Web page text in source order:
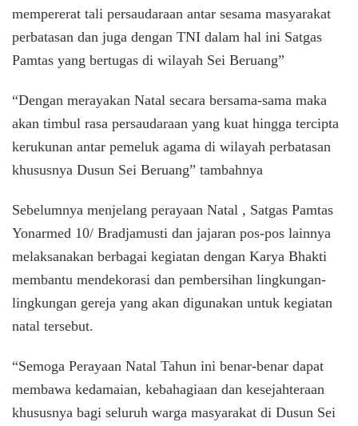
mempererat tali persaudaraan antar sesama masyarakat
perbatasan dan juga dengan TNI dalam hal ini Satgas
Pamtas yang bertugas di wilayah Sei Beruang”
“Dengan merayakan Natal secara bersama-sama maka
akan timbul rasa persaudaraan yang kuat hingga tercipta
kerukunan antar pemeluk agama di wilayah perbatasan
khususnya Dusun Sei Beruang” tambahnya
Sebelumnya menjelang perayaan Natal , Satgas Pamtas
Yonarmed 10/ Bradjamusti dan jajaran pos-pos lainnya
melaksanakan berbagai kegiatan dengan Karya Bhakti
membantu mendekorasi dan pembersihan lingkungan-
lingkungan gereja yang akan digunakan untuk kegiatan
natal tersebut.
“Semoga Perayaan Natal Tahun ini benar-benar dapat
membawa kedamaian, kebahagiaan dan kesejahteraan
khususnya bagi seluruh warga masyarakat di Dusun Sei